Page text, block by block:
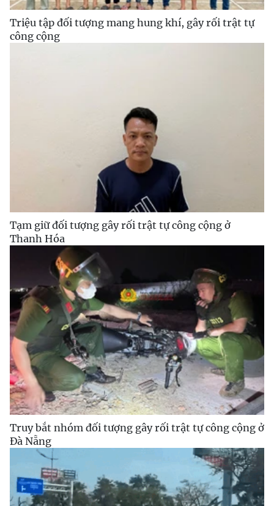
Triệu tập đối tượng mang hung khí, gây rối trật tự
công cộng
Tạm giữ đối tượng gây rối trật tự công cộng ở
Thanh Hóa
Truy bắt nhóm đối tượng gây rối trật tự công cộng ở
Đà Nẵng